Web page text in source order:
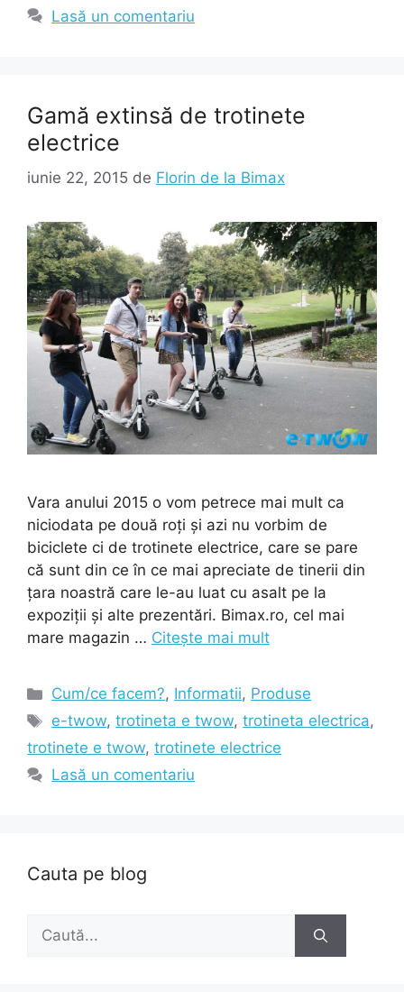
Lasă un comentariu
Gamă extinsă de trotinete
electrice
iunie 22, 2015 de Florin de la Bimax
Vara anului 2015 o vom petrece mai mult ca
niciodata pe două roți și azi nu vorbim de
biciclete ci de trotinete electrice, care se pare
că sunt din ce în ce mai apreciate de tinerii din
țara noastră care le-au luat cu asalt pe la
expoziții și alte prezentări. Bimax.ro, cel mai
mare magazin … Citește mai mult
Categorii
Cum/ce facem?, Informatii, Produse
Etichete
e-twow,trotineta e twow,trotineta electrica,
trotinete e twow, trotinete electrice
Lasă un comentariu
Cauta pe blog
Caută